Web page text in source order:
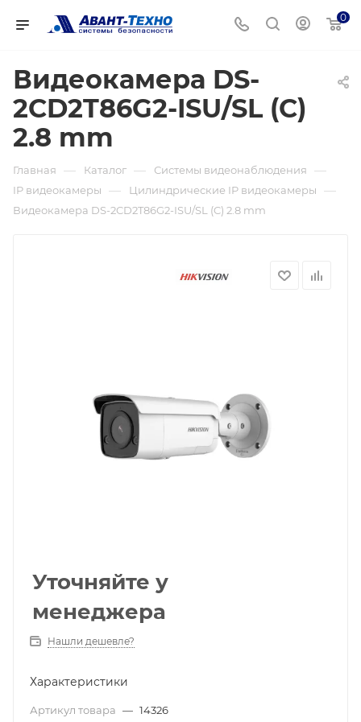
0
Видеокамера DS-
2CD2T86G2-ISU/SL (C)
2.8 mm
Главная — Каталог — Системы видеонаблюдения —
IP видеокамеры — Цилиндрические IP видеокамеры —
Видеокамера DS-2CD2T86G2-ISU/SL (C) 2.8 mm
Уточняйте у
менеджера
Нашли дешевле?
Характеристики
Артикул товара — 14326